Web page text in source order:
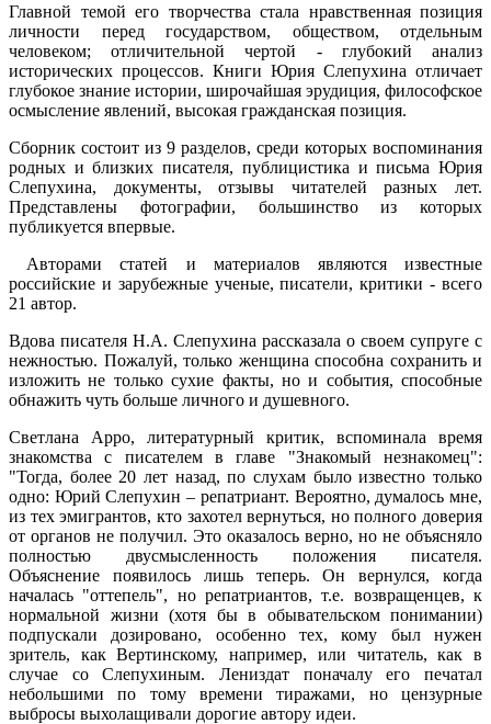
Главной темой его творчества стала нравственная позиция
личности перед государством, обществом, отдельным
человеком; отличительной чертой - глубокий анализ
исторических процессов. Книги Юрия Слепухина отличает
глубокое знание истории, широчайшая эрудиция, философское
осмысление явлений, высокая гражданская позиция.
Сборник состоит из 9 разделов, среди которых воспоминания
родных и близких писателя, публицистика и письма Юрия
Слепухина, документы, отзывы читателей разных лет.
Представлены фотографии, большинство из которых
публикуется впервые.
Авторами статей и материалов являются известные
российские и зарубежные ученые, писатели, критики - всего
21 автор.
Вдова писателя Н.А. Слепухина рассказала о своем супруге с
нежностью. Пожалуй, только женщина способна сохранить и
изложить не только сухие факты, но и события, способные
обнажить чуть больше личного и душевного.
Светлана Арро, литературный критик, вспоминала время
знакомства с писателем в главе "Знакомый незнакомец":
"Тогда, более 20 лет назад, по слухам было известно только
одно: Юрий Слепухин – репатриант. Вероятно, думалось мне,
из тех эмигрантов, кто захотел вернуться, но полного доверия
от органов не получил. Это оказалось верно, но не объясняло
полностью двусмысленность положения писателя.
Объяснение появилось лишь теперь. Он вернулся, когда
началась "оттепель", но репатриантов, т.е. возвращенцев, к
нормальной жизни (хотя бы в обывательском понимании)
подпускали дозировано, особенно тех, кому был нужен
зритель, как Вертинскому, например, или читатель, как в
случае со Слепухиным. Лениздат поначалу его печатал
небольшими по тому времени тиражами, но цензурные
выбросы выхолащивали дорогие автору идеи.